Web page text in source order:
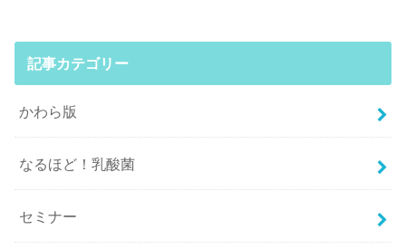
記事カテゴリー
かわら版
なるほど！乳酸菌
セミナー